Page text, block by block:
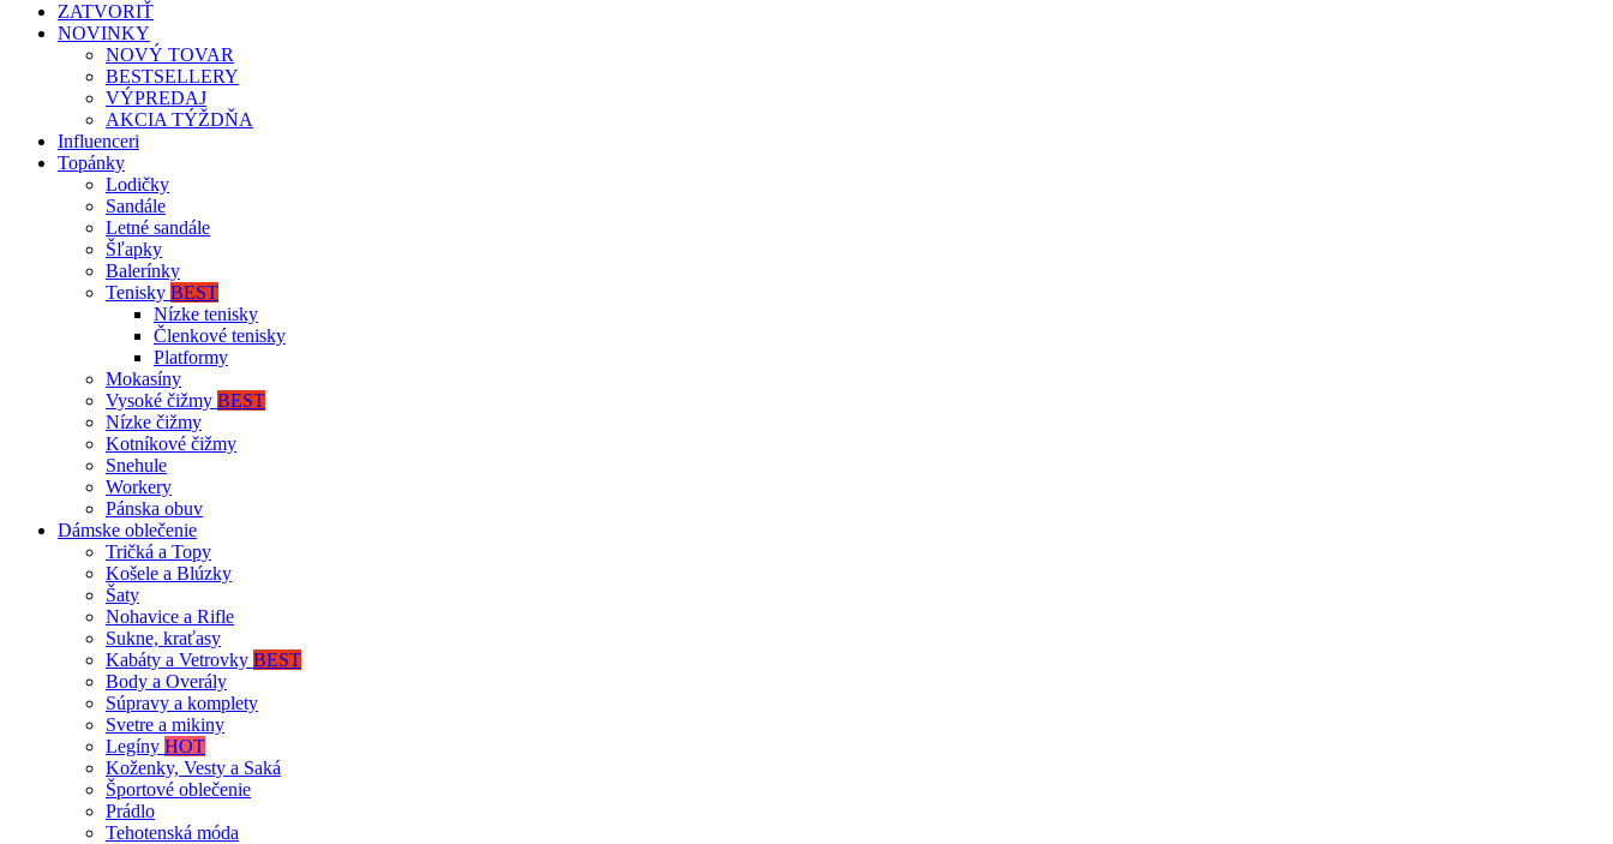
ZATVORIŤ
NOVINKY
NOVÝ TOVAR
BESTSELLERY
VÝPREDAJ
AKCIA TÝŽDŇA
Influenceri
Topánky
Lodičky
Sandále
Letné sandále
Šľapky
Balerínky
Tenisky BEST
Nízke tenisky
Členkové tenisky
Platformy
Mokasíny
Vysoké čižmy BEST
Nízke čižmy
Kotníkové čižmy
Snehule
Workery
Pánska obuv
Dámske oblečenie
Tričká a Topy
Košele a Blúzky
Šaty
Nohavice a Rifle
Sukne, kraťasy
Kabáty a Vetrovky BEST
Body a Overály
Súpravy a komplety
Svetre a mikiny
Legíny HOT
Koženky, Vesty a Saká
Športové oblečenie
Prádlo
Tehotenská móda